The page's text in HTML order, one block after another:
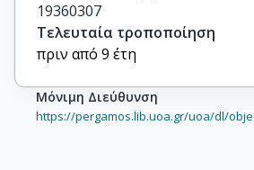
19360307
Τελευταία τροποποίηση
πριν από 9 έτη
Μόνιμη Διεύθυνση
https://pergamos.lib.uoa.gr/uoa/dl/